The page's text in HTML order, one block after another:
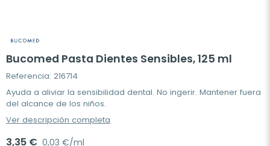
Bucomed Pasta Dientes Sensibles, 125 ml
Referencia: 216714
Ayuda a aliviar la sensibilidad dental. No ingerir. Mantener fuera
del alcance de los niños.
Ver descripción completa
3,35 € 0,03 €/ml